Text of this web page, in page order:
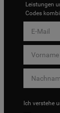
Leistungen
Codes
Ich verstehe